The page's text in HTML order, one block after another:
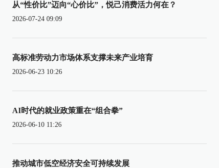
从“性价比”迈向“心价比”，悦己消费活力何在？
2026-07-24 09:09
高标准劳动力市场体系支撑未来产业培育
2026-06-23 10:26
AI时代的就业政策重在“组合拳”
2026-06-10 11:26
推动城市低空经济安全可持续发展